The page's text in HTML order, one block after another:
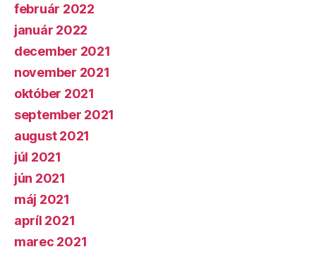
február 2022
január 2022
december 2021
november 2021
október 2021
september 2021
august 2021
júl 2021
jún 2021
máj 2021
apríl 2021
marec 2021